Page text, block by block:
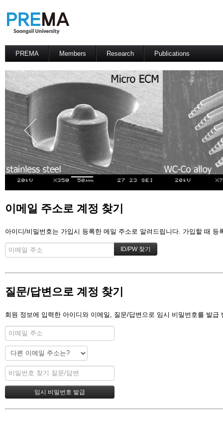
PREMA Members Research Publications
International Conference
Domestic Journal
Domestic Conference
Patents
이메일 주소로 계정 찾기
아이디/비밀번호는 가입시 등록한 메일 주소로 알려드립니다. 가입할 때
질문/답변으로 계정 찾기
회원 정보에 입력한 아이디와 이메일, 질문/답변으로 임시 비밀번호를 발급